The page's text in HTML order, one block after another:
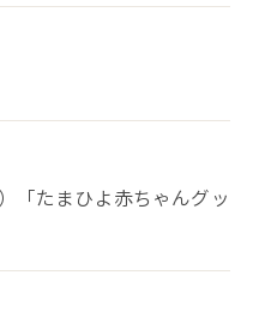
「たまひよ赤ちゃんグッ